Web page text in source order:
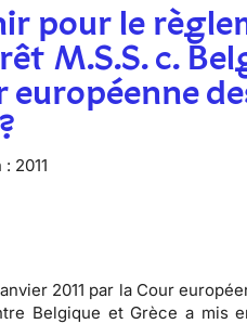
pour le
M.S.S. c.
européenne
: 2011
2011 par la Cour
Belgique et Grèce a mis